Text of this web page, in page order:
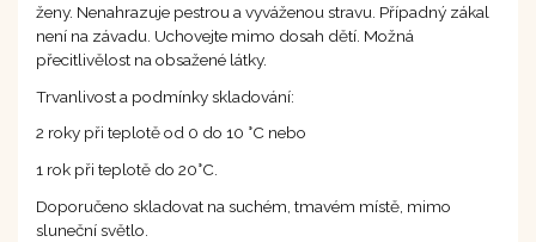
ženy. Nenahrazuje pestrou a vyváženou stravu. Případný zákal
není na závadu. Uchovejte mimo dosah dětí. Možná
přecitlivělost na obsažené látky.
Trvanlivost a podmínky skladování:
2 roky při teplotě od 0 do 10 °C nebo
1 rok při teplotě do 20°C.
Doporučeno skladovat na suchém, tmavém místě, mimo
sluneční světlo.